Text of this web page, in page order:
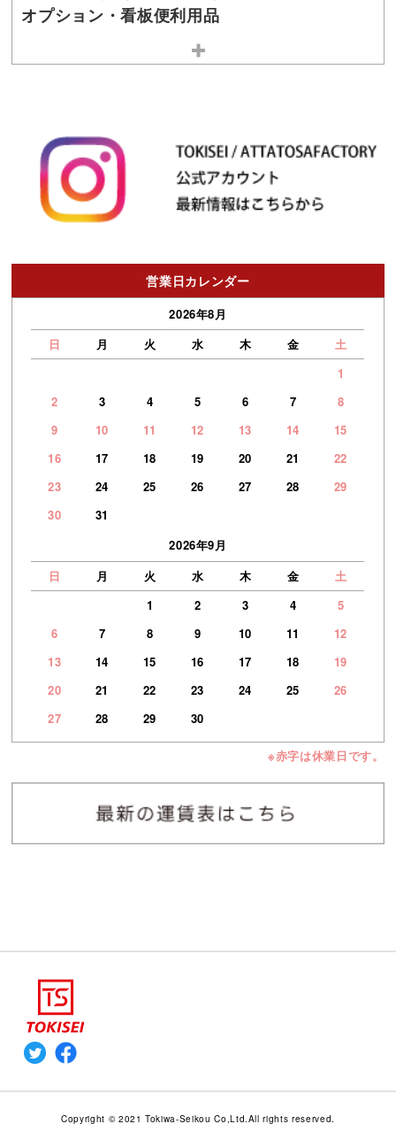
オプション・看板便利用品
営業日カレンダー
2026年8月
日
月 火 水 木 金
土
1
2
3 4 5 6 7
8
9
10 11 12 13 14
15
16
17 18 19 20 21
22
23
24 25 26 27 28
29
30
31
2026年9月
日
月 火 水 木 金
土
1
2 3 4
5
6
7 8 9 10 11
12
13
14 15 16 17 18
19
20
21 22 23 24 25
26
27
28 29 30
※赤字は休業日です。
Copyright © 2021 Tokiwa-Seikou Co,Ltd.All rights reserved.